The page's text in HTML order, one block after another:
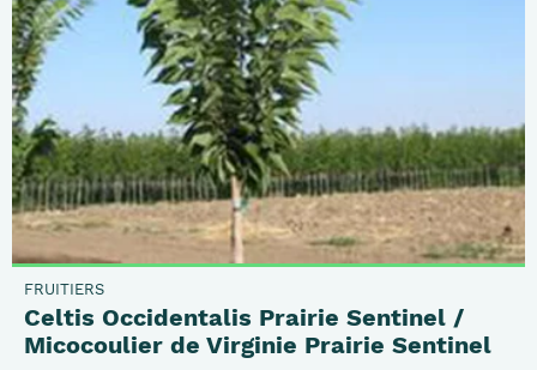
FRUITIERS
Celtis Occidentalis Prairie Sentinel /
Micocoulier de Virginie Prairie Sentinel